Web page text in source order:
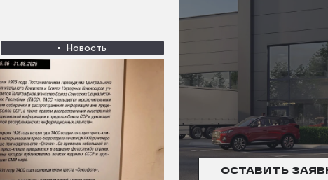
Новость
ОСТАВИТЬ